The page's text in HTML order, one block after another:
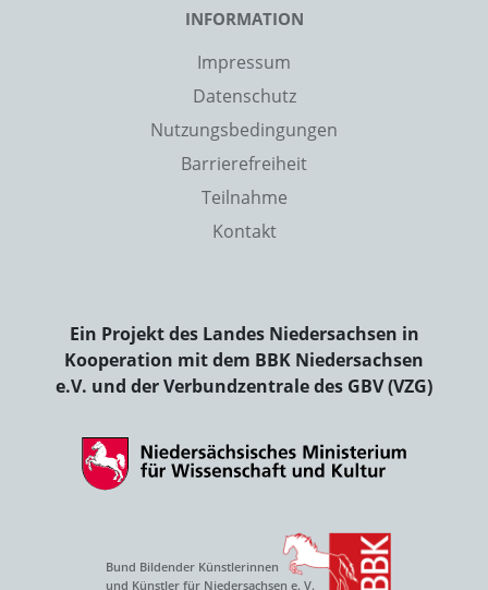
INFORMATION
Impressum
Datenschutz
Nutzungsbedingungen
Barrierefreiheit
Teilnahme
Kontakt
Ein Projekt des Landes Niedersachsen in
Kooperation mit dem BBK Niedersachsen
e.V. und der Verbundzentrale des GBV (VZG)
Bund Bildender Künstlerinnen
und Künstler für Niedersachsen e. V.